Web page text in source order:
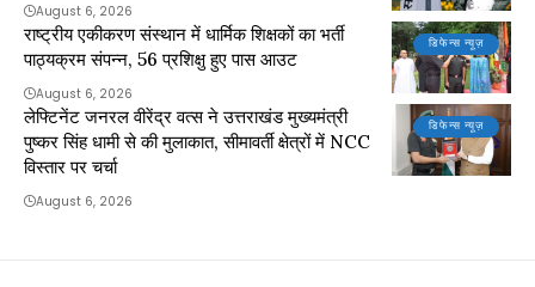
August 6, 2026
डिफेन्स न्यूज़
राष्ट्रीय एकीकरण संस्थान में धार्मिक शिक्षकों का भर्ती
पाठ्यक्रम संपन्न, 56 प्रशिक्षु हुए पास आउट
August 6, 2026
डिफेन्स न्यूज़
लेफ्टिनेंट जनरल वीरेंद्र वत्स ने उत्तराखंड मुख्यमंत्री
पुष्कर सिंह धामी से की मुलाकात, सीमावर्ती क्षेत्रों में NCC
विस्तार पर चर्चा
August 6, 2026